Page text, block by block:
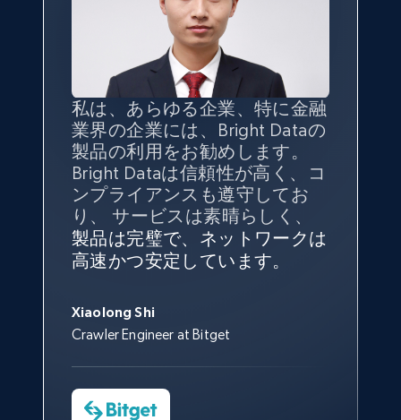
Jobid, Company name, Date posted parsed, Job
title, Description text, Benefits, Qualifications,
Job type, and more.
6.5K+ 761+ 無料トライアル
Indeed job listings information - Discover
jobs by company URL
Jobid, Company name, Date posted parsed, Job
私は、あらゆる企業、特に金融
業界の企業には、Bright Dataの
製品の利用をお勧めします。
Bright Dataは信頼性が高く、コ
ンプライアンスも遵守してお
り、 サービスは素晴らしく、
製品は完璧で、ネットワークは
高速かつ安定しています。
Xiaolong Shi
Crawler Engineer at Bitget
インターネットから公開ウェブ
データを収集する機能なしで
は、ブランドがすべての媒体に
向けて紹介されたこと、またそ
の展開先を知りえることはでき
トなしでは急成長を遂げること
はできなかったでしょう。
Data Science Specialist
インターネットから公開ウェブ
データを収集する機能なしで
は、ブランドがすべての媒体に
向けて紹介されたこと、またそ
の展開先を知りえることはでき
ず、また、Bright Dataのサポー
トなしでは急成長を遂げること
はできなかったでしょう。
Sarah Melville
Media Director at YouGov Sport
私の経験から言えば、Bright
Dataのサービスは極めて貴重な
ものでした。Bright Dataのおか
げで、当社のニーズを満たすの
に十分な公開ウェブデータを収
サポートおよび開発スタッフの
おかげで、多くのプロセスを最
Charmagne Cruz
データの 質 と量を最大限に確
保することが最も重要であり、
そこでBright Dataとtgndataの
組み合わせが威力を発揮しま
す。
George Koutsoudopoulos
CEO at tgndata
今すぐ観る
信頼性に非常に感銘を受けてお
り、Bright Dataには全体的に大
変満足しています。アカウント
マネージャーとは定期的な連絡
ルートがあり、非常に協力的で
Yorgos Panzaris
CTO at Convert Group
Bright Dataとの提携には大変満
足しております。全てが順調
で、ネットワークは非常に 安定
しており、 カスタマーサービス
にも満足しています。 サポート
す。
Cheddi Rai
CEO at AdRetreaver